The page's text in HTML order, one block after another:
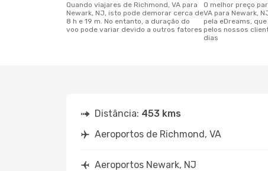
Quando viajares de Richmond, VA para
Newark, NJ, isto pode demorar cerca de
8 h e 19 m. No entanto, a duração do
voo pode variar devido a outros fatores
O melhor preço para voos de Richmond,
VA para Newark,
pela eDreams,
pelos nossos
dias
Distância: 453 kms
Aeroportos de Richmond, VA
Aeroportos Newark, NJ